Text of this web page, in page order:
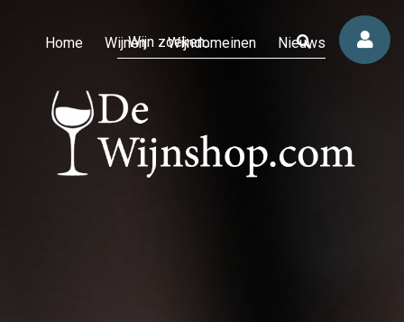
Home Wijnen Wijndomeinen Nieuws